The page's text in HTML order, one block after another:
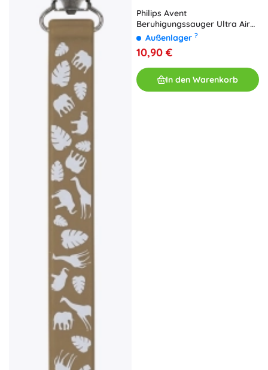
Philips Avent
Beruhigungssauger Ultra Air
neutral Apfel 0–6 M, 2 Stk.
Außenlager ?
10,90 €
In den Warenkorb